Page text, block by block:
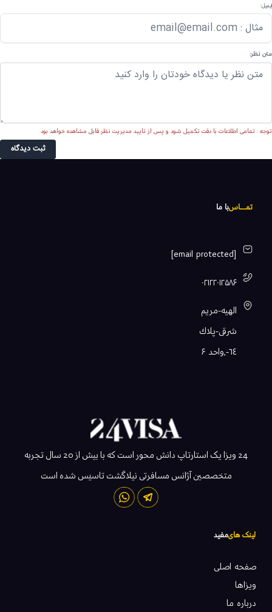
ایمیل:
متن نظر:
توجه : تمامی اطلاعات با دقت تکمیل شود و پس از تایید مدیریت نظر قابل مشاهده خواهد بود
ثبت دیدگاه
تمـــــاسبا ما
[email protected]
۰۲۱۲۲۰۱۲۵۸۶
الهيه-مريم
شرقى-پلاك
٦٤-,واحد ۶
24 ویزا یک استارتاپ دانش محور است که با بیش از 20 سال تجربه
متخصصین آژانس مسافرتی نیلاگشت تاسیس شده است
لینک هایمفید
صفحه اصلی
ویزاها
درباره ما